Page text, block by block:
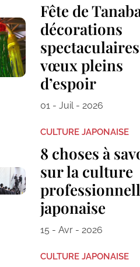
Fête de
décorations
vœux pleins
d’espoir
01 - Juil - 2026
CULTURE JAPONAISE
8 choses à
sur la culture
japonaise
15 - Avr - 2026
CULTURE JAPONAISE